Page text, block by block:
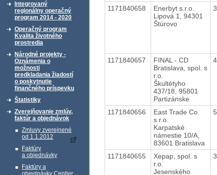
Integrovaný
regionálny operačný
program 2014 - 2020
Operačný program
Kvalita životného
prostredia
Národné projekty -
Oznámenia o
možnosti
predkladania žiadostí
o poskytnutie
finančného príspevku
Štatistiky
Zverejňovanie zmlúv,
faktúr a objednávok
Zmluvy zverejnené
od 1.1.2012
Faktúry
a objednávky
Faktúry a
objednávky Centier
1171840658
Enerbyt s.r.o.
Lipová 1, 94301
Štúrovo
1171840657
FINAL - CD
Bratislava, spol. s
r.o.
Škultétyho
437/18, 95801
Partizánske
1171840656
East Trade Co.
s.r.o.
Karpatské
námestie 10/A,
83601 Bratislava
1171840655
Xepap, spol. s
r.o.
Jesenského